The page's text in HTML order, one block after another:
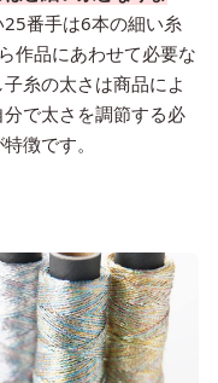
番手は6本の細い糸
作品にあわせて必要な
糸の太さは商品によ
で太さを調節する必
徴です。